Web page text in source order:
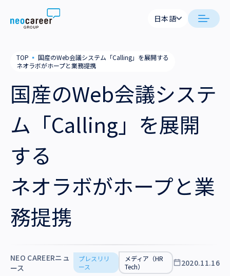
Skip to content
日本語
私たちの考え方
就労支援
業務支援
役員一覧
拠点一覧
グループ会社
採用情報
日本語
TOP ▪ 国産のWeb会議システム「Calling」を展開する
ネオラボがホープと業務提携
国産のWeb会議システ
ム「Calling」を展開
する
ネオラボがホープと業
務提携
NEO CAREERニュ
ース
プレスリリ
ース
メディア（HR
Tech）
2020.11.16